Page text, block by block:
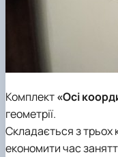
Комплект«Осі
геометрії.
Складається з трьох
економити час